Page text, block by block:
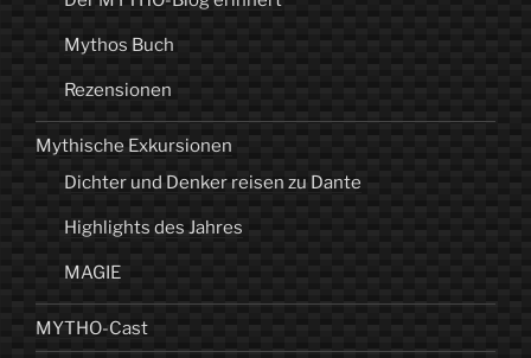
Mythos Buch
Rezensionen
Mythische Exkursionen
Dichter und Denker reisen zu Dante
Highlights des Jahres
MAGIE
MYTHO-Cast